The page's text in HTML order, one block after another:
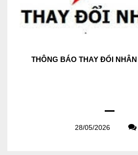
THÔNG BÁO THAY ĐỔI
28/05/2026